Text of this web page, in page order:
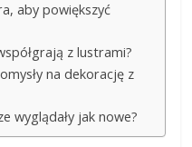
aby powiększyć
z lustrami?
na dekorację z
wyglądały jak nowe?